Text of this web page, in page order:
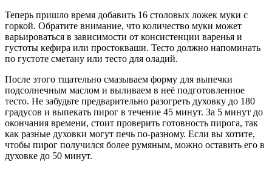
Теперь пришло время добавить 16 столовых ложек муки с
горкой. Обратите внимание, что количество муки может
варьироваться в зависимости от консистенции варенья и
густоты кефира или простокваши. Тесто должно напоминать
по густоте сметану или тесто для оладий.
После этого тщательно смазываем форму для выпечки
подсолнечным маслом и выливаем в неё подготовленное
тесто. Не забудьте предварительно разогреть духовку до 180
градусов и выпекать пирог в течение 45 минут. За 5 минут до
окончания времени, стоит проверить готовность пирога, так
как разные духовки могут печь по-разному. Если вы хотите,
чтобы пирог получился более румяным, можно оставить его в
духовке до 50 минут.